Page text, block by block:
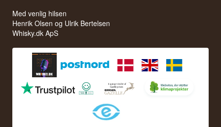
Med venlig hilsen
Henrik Olsen og Ulrik Bertelsen
Whisky.dk ApS